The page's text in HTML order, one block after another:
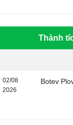
Thành
02/08
2026
Botev